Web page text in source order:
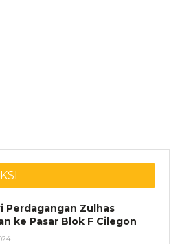
Perdagangan Zulhas
ke Pasar Blok F Cilegon